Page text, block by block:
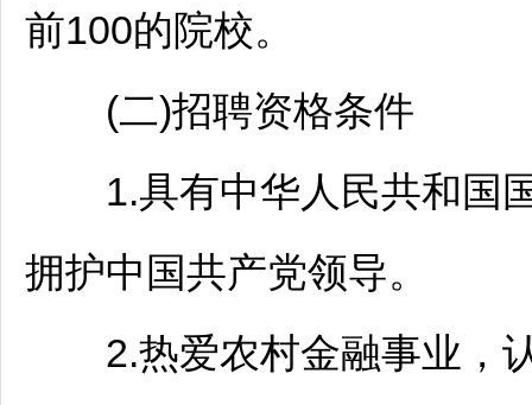
前100的院校。
(二)招聘资格条件
1.具有中华人民共和国国
拥护中国共产党领导。
2.热爱农村金融事业，认